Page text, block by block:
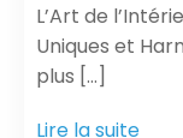
L’Art de
Uniques et
plus […]
Lire la suite